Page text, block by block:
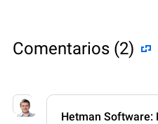
Comentarios (2)
Hetman Software: